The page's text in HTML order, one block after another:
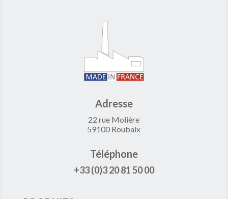
Adresse
22 rue Molière
59100 Roubaix
Téléphone
+33 (0)3 20 81 50 00